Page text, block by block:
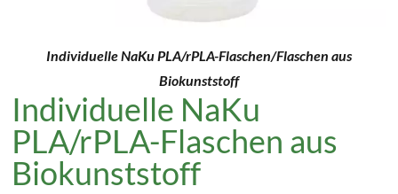
Individuelle NaKu PLA/rPLA-Flaschen/Flaschen aus
Biokunststoff
Individuelle NaKu
PLA/rPLA-Flaschen aus
Biokunststoff